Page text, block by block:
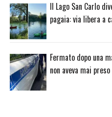
Il Lago San Carlo
pagaia: via libera a
Fermato dopo una
non aveva mai